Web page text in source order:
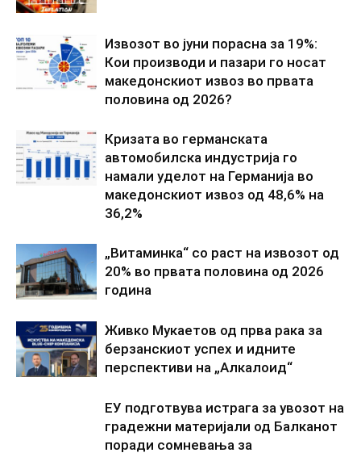
Извозот во јуни порасна за 19%:
Кои производи и пазари го носат
македонскиот извоз во првата
половина од 2026?
Кризата во германската
автомобилска индустрија го
намали уделот на Германија во
македонскиот извоз од 48,6% на
36,2%
„Витаминка“ со раст на извозот од
20% во првата половина од 2026
година
Живко Мукаетов од прва рака за
берзанскиот успех и идните
перспективи на „Алкалоид“
ЕУ подготвува истрага за увозот на
градежни материјали од Балканот
поради сомневања за